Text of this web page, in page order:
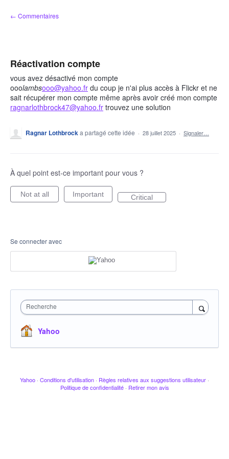
Aller
au
← Commentaires
Réactivation compte
vous avez désactivé mon compte
ooolambsooo@yahoo.fr du coup je n'ai plus accès à Flickr et ne
sait récupérer mon compte même après avoir créé mon compte
ragnarlothbrock47@yahoo.fr trouvez une solution
Ragnar Lothbrocka partagé cette idée · 28 juillet 2025 · Signaler…
À quel point est-ce important pour vous ?
Not at all Important Critical
Se connecter avec
Recherche
Yahoo
Yahoo · Conditions d'utilisation · Règles relatives aux suggestions utilisateur ·
Politique de confidentialité · Retirer mon avis